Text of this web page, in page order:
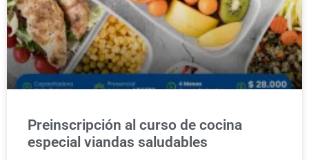
Preinscripción al curso de cocina
especial viandas saludables